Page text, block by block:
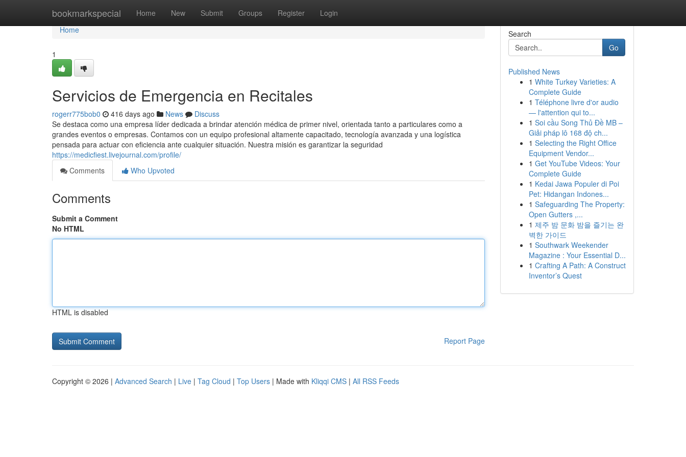
bookmarkspecial Home New Submit Groups Register Login
Home
Home
1
Servicios de Emergencia en Recitales
rogerr775bob0 416 days ago News
Discuss
Se destaca como una empresa líder dedicada a brindar atención médica de primer nivel, orientada tanto a particulares como a
grandes eventos o empresas. Contamos con un equipo profesional altamente capacitado, tecnología avanzada y una logística
pensada para actuar con eficiencia ante cualquier situación. Nuestra misión es garantizar la seguridad
https://medicfiest.livejournal.com/profile/
Comments
Who Upvoted
Comments
Submit a Comment
No HTML
HTML is disabled
Report Page
Search
Go
Published News
1 White Turkey Varieties: A
Complete Guide
1 Téléphone livre d'or audio
— l'attention qui to...
1 Soi cầu Song Thủ Đề MB –
Giải pháp lô 168 độ ch...
1 Selecting the Right Office
Equipment Vendor...
1 Get YouTube Videos: Your
Complete Guide
1 Kedai Jawa Populer di Poi
Pet: Hidangan Indones...
1 Safeguarding The Property:
Open Gutters ,...
1 제주 밤 문화 밤을 즐기는 완
벽한 가이드
1 Southwark Weekender
Magazine : Your Essential D...
1 Crafting A Path: A Construct
Inventor’s Quest
Copyright © 2026 | Advanced Search | Live | Tag Cloud | Top Users | Made with Kliqqi CMS | All RSS Feeds